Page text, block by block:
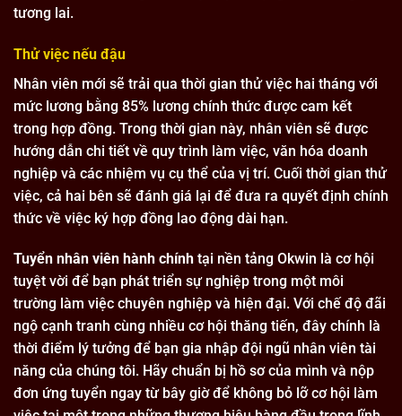
tương lai.
Thử việc nếu đậu
Nhân viên mới sẽ trải qua thời gian thử việc hai tháng với
mức lương bằng 85% lương chính thức được cam kết
trong hợp đồng. Trong thời gian này, nhân viên sẽ được
hướng dẫn chi tiết về quy trình làm việc, văn hóa doanh
nghiệp và các nhiệm vụ cụ thể của vị trí. Cuối thời gian thử
việc, cả hai bên sẽ đánh giá lại để đưa ra quyết định chính
thức về việc ký hợp đồng lao động dài hạn.
Tuyển nhân viên hành chính tại nền tảng Okwin là cơ hội
tuyệt vời để bạn phát triển sự nghiệp trong một môi
trường làm việc chuyên nghiệp và hiện đại. Với chế độ đãi
ngộ cạnh tranh cùng nhiều cơ hội thăng tiến, đây chính là
thời điểm lý tưởng để bạn gia nhập đội ngũ nhân viên tài
năng của chúng tôi. Hãy chuẩn bị hồ sơ của mình và nộp
đơn ứng tuyển ngay từ bây giờ để không bỏ lỡ cơ hội làm